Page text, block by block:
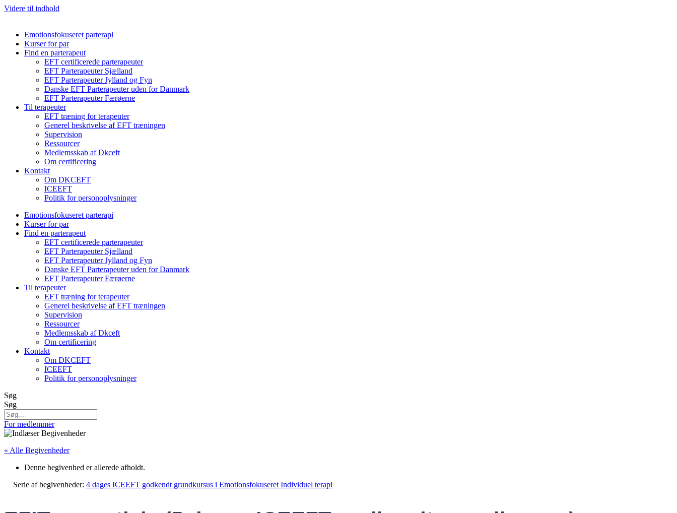
Videre til indhold
Emotionsfokuseret parterapi
Kurser for par
Find en parterapeut
EFT certificerede parterapeuter
EFT Parterapeuter Sjælland
EFT Parterapeuter Jylland og Fyn
Danske EFT Parterapeuter uden for Danmark
EFT Parterapeuter Færøerne
Til terapeuter
EFT træning for terapeuter
Generel beskrivelse af EFT træningen
Supervision
Ressourcer
Medlemsskab af Dkceft
Om certificering
Kontakt
Om DKCEFT
ICEEFT
Politik for personoplysninger
Emotionsfokuseret parterapi
Kurser for par
Find en parterapeut
EFT certificerede parterapeuter
EFT Parterapeuter Sjælland
EFT Parterapeuter Jylland og Fyn
Danske EFT Parterapeuter uden for Danmark
EFT Parterapeuter Færøerne
Til terapeuter
EFT træning for terapeuter
Generel beskrivelse af EFT træningen
Supervision
Ressourcer
Medlemsskab af Dkceft
Om certificering
Kontakt
Om DKCEFT
ICEEFT
Politik for personoplysninger
Søg
Søg
For medlemmer
« Alle Begivenheder
Denne begivenhed er allerede afholdt.
Serie af begivenheder: 4 dages ICEEFT godkendt grundkursus i Emotionsfokuseret Individuel terapi